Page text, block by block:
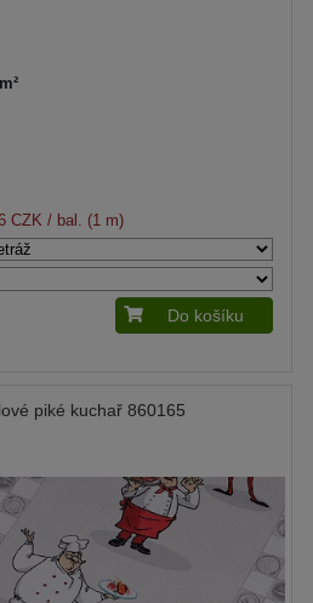
CZK / bal. (1 m)
Do košíku
piké kuchař 860165